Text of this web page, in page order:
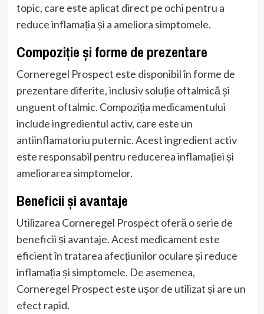
topic, care este aplicat direct pe ochi pentru a
reduce inflamația și a ameliora simptomele.
Compoziție și forme de prezentare
Corneregel Prospect este disponibil în forme de
prezentare diferite, inclusiv soluție oftalmică și
unguent oftalmic. Compoziția medicamentului
include ingredientul activ, care este un
antiinflamatoriu puternic. Acest ingredient activ
este responsabil pentru reducerea inflamației și
ameliorarea simptomelor.
Beneficii și avantaje
Utilizarea Corneregel Prospect oferă o serie de
beneficii și avantaje. Acest medicament este
eficient în tratarea afecțiunilor oculare și reduce
inflamația și simptomele. De asemenea,
Corneregel Prospect este ușor de utilizat și are un
efect rapid.